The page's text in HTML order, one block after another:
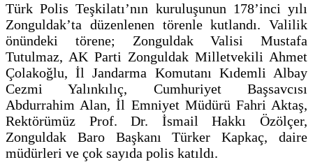
Türk Polis Teşkilatı’nın kuruluşunun 178’inci yılı
Zonguldak’ta düzenlenen törenle kutlandı. Valilik
önündeki törene; Zonguldak Valisi Mustafa
Tutulmaz, AK Parti Zonguldak Milletvekili Ahmet
Çolakoğlu, İl Jandarma Komutanı Kıdemli Albay
Cezmi Yalınkılıç, Cumhuriyet Başsavcısı
Abdurrahim Alan, İl Emniyet Müdürü Fahri Aktaş,
Rektörümüz Prof. Dr. İsmail Hakkı Özölçer,
Zonguldak Baro Başkanı Türker Kapkaç, daire
müdürleri ve çok sayıda polis katıldı.